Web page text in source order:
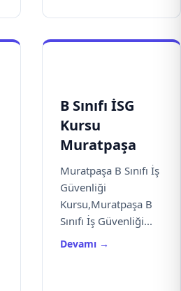
B Sınıfı İSG
Kursu
Muratpaşa
Muratpaşa B Sınıfı İş
Güvenliği
Kursu,Muratpaşa B
Sınıfı İş Güvenliği...
Devamı →